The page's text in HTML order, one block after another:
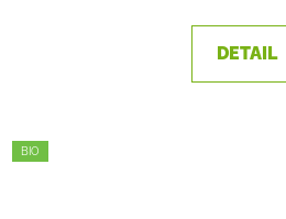
DETAIL
BIO